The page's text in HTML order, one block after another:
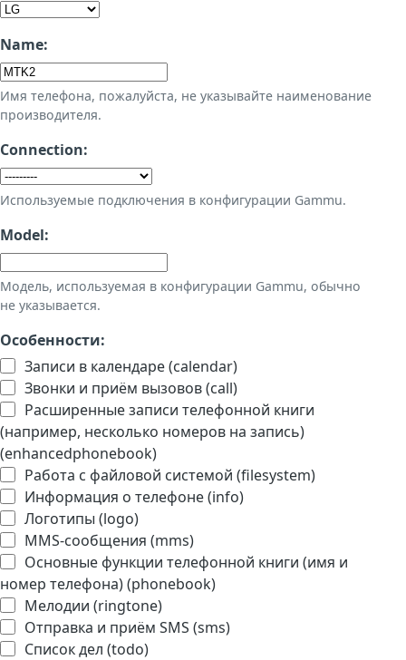
Name:
Имя телефона, пожалуйста, не указывайте наименование
производителя.
Connection:
Используемые подключения в конфигурации Gammu.
Model:
Модель, используемая в конфигурации Gammu, обычно
не указывается.
Особенности:
Записи в календаре (calendar)
Звонки и приём вызовов (call)
Расширенные записи телефонной книги
(например, несколько номеров на запись)
(enhancedphonebook)
Работа с файловой системой (filesystem)
Информация о телефоне (info)
Логотипы (logo)
MMS-сообщения (mms)
Основные функции телефонной книги (имя и
номер телефона) (phonebook)
Мелодии (ringtone)
Отправка и приём SMS (sms)
Список дел (todo)